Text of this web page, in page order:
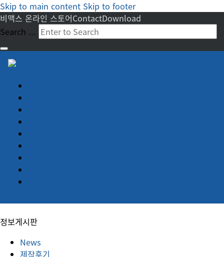
Skip to main content Skip to footer
비맥스 온라인 스토어ContactDownload
Search ...
정보게시판
News
제작후기